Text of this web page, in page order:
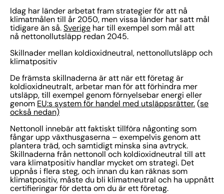
Idag har länder arbetat fram strategier för att nå
klimatmålen till år 2050, men vissa länder har satt mål
tidigare än så. Sverige har till exempel som mål att
nå nettonollutsläpp redan 2045.
Skillnader mellan koldioxidneutral, nettonollutsläpp och
klimatpositiv
De främsta skillnaderna är att när ett företag är
koldioxidneutralt, arbetar man för att förhindra mer
utsläpp, till exempel genom förnyelsebar energi eller
genom EU:s system för handel med utsläppsrätter. (se
också nedan)
Nettonoll innebär att faktiskt tillföra någonting som
fångar upp växthusgaserna – exempelvis genom att
plantera träd, och samtidigt minska sina avtryck.
Skillnaderna från nettonoll och koldioxidneutral till att
vara klimatpositiv handlar mycket om strategi. Det
uppnås i flera steg, och innan du kan räknas som
klimatpositiv, måste du bli klimatneutral och ha uppnått
certifieringar för detta om du är ett företag.